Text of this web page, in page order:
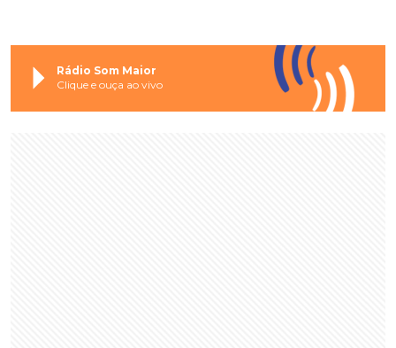
Rádio Som Maior
Clique e ouça ao vivo